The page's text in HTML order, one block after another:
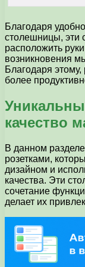
Благодаря
столешницы, эти
расположить
возникновения
Благодаря
более
качество
В данном
розетками,
дизайном и
качества. Эти
сочетание
делает их